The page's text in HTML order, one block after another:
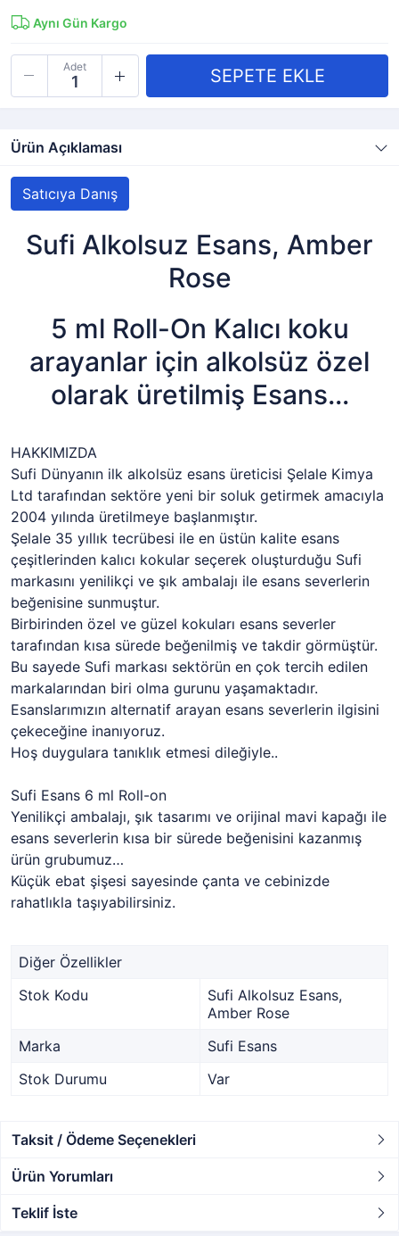
Aynı Gün Kargo
Adet
Ürün Açıklaması
Satıcıya Danış
Sufi Alkolsuz Esans, Amber
Rose
5 ml Roll-On Kalıcı koku
arayanlar için alkolsüz özel
olarak üretilmiş Esans...
HAKKIMIZDA
Sufi Dünyanın ilk alkolsüz esans üreticisi Şelale Kimya
Ltd tarafından sektöre yeni bir soluk getirmek amacıyla
2004 yılında üretilmeye başlanmıştır.
Şelale 35 yıllık tecrübesi ile en üstün kalite esans
çeşitlerinden kalıcı kokular seçerek oluşturduğu Sufi
markasını yenilikçi ve şık ambalajı ile esans severlerin
beğenisine sunmuştur.
Birbirinden özel ve güzel kokuları esans severler
tarafından kısa sürede beğenilmiş ve takdir görmüştür.
Bu sayede Sufi markası sektörün en çok tercih edilen
markalarından biri olma gurunu yaşamaktadır.
Esanslarımızın alternatif arayan esans severlerin ilgisini
çekeceğine inanıyoruz.
Hoş duygulara tanıklık etmesi dileğiyle..
Sufi Esans 6 ml Roll-on
Yenilikçi ambalajı, şık tasarımı ve orijinal mavi kapağı ile
esans severlerin kısa bir sürede beğenisini kazanmış
ürün grubumuz…
Küçük ebat şişesi sayesinde çanta ve cebinizde
rahatlıkla taşıyabilirsiniz.
Diğer Özellikler
Stok Kodu
Sufi Alkolsuz Esans,
Amber Rose
Marka
Sufi Esans
Stok Durumu
Var
Taksit / Ödeme Seçenekleri
Ürün Yorumları
Teklif İste